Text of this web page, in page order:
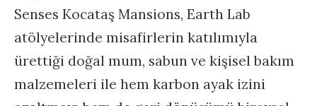
Senses Kocataş Mansions, Earth Lab
atölyelerinde misafirlerin katılımıyla
ürettiği doğal mum, sabun ve kişisel bakım
malzemeleri ile hem karbon ayak izini